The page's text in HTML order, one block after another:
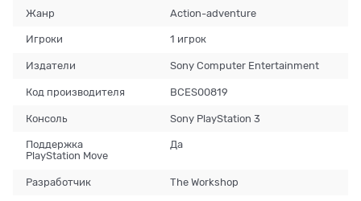
Жанр Action-adventure
Игроки 1 игрок
Издатели Sony Computer Entertainment
Код производителя BCES00819
Консоль Sony PlayStation 3
Поддержка
PlayStation Move
Да
Разработчик The Workshop